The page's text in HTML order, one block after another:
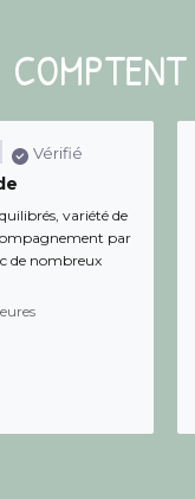
COMPTENT
Vérifié
variété de
par
de nombreux